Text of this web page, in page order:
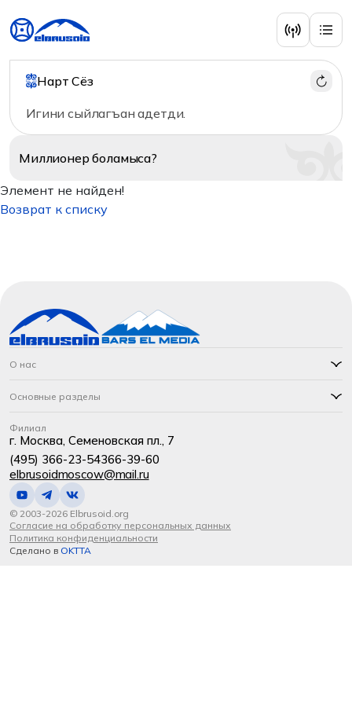
Нарт Сёз
Игини сыйлагъан адетди.
Миллионерболамыса?
Элемент не найден!
Возврат к списку
О нас
Основные разделы
Филиал
г. Москва, Семеновская пл., 7
(495) 366-23-54366-39-60
elbrusoidmoscow@mail.ru
© 2003-2026 Elbrusoid.org
Согласие на обработку персональных данных
Политика конфиденциальности
Сделано в OKTTA